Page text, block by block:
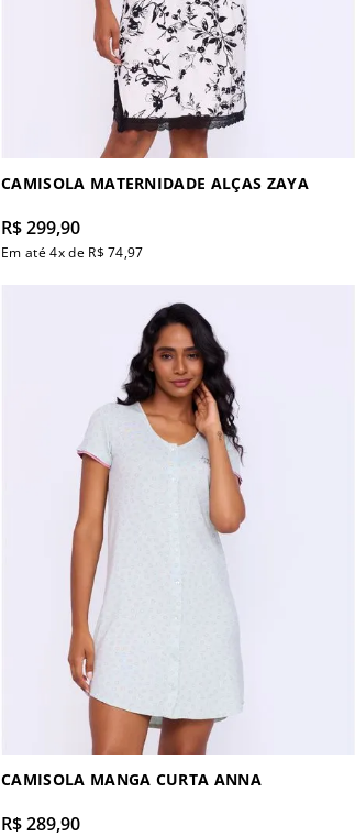
CAMISOLA MATERNIDADE ALÇAS ZAYA
R$299,90
Em até4x de R$ 74,97
CAMISOLA MANGA CURTA ANNA
R$289,90